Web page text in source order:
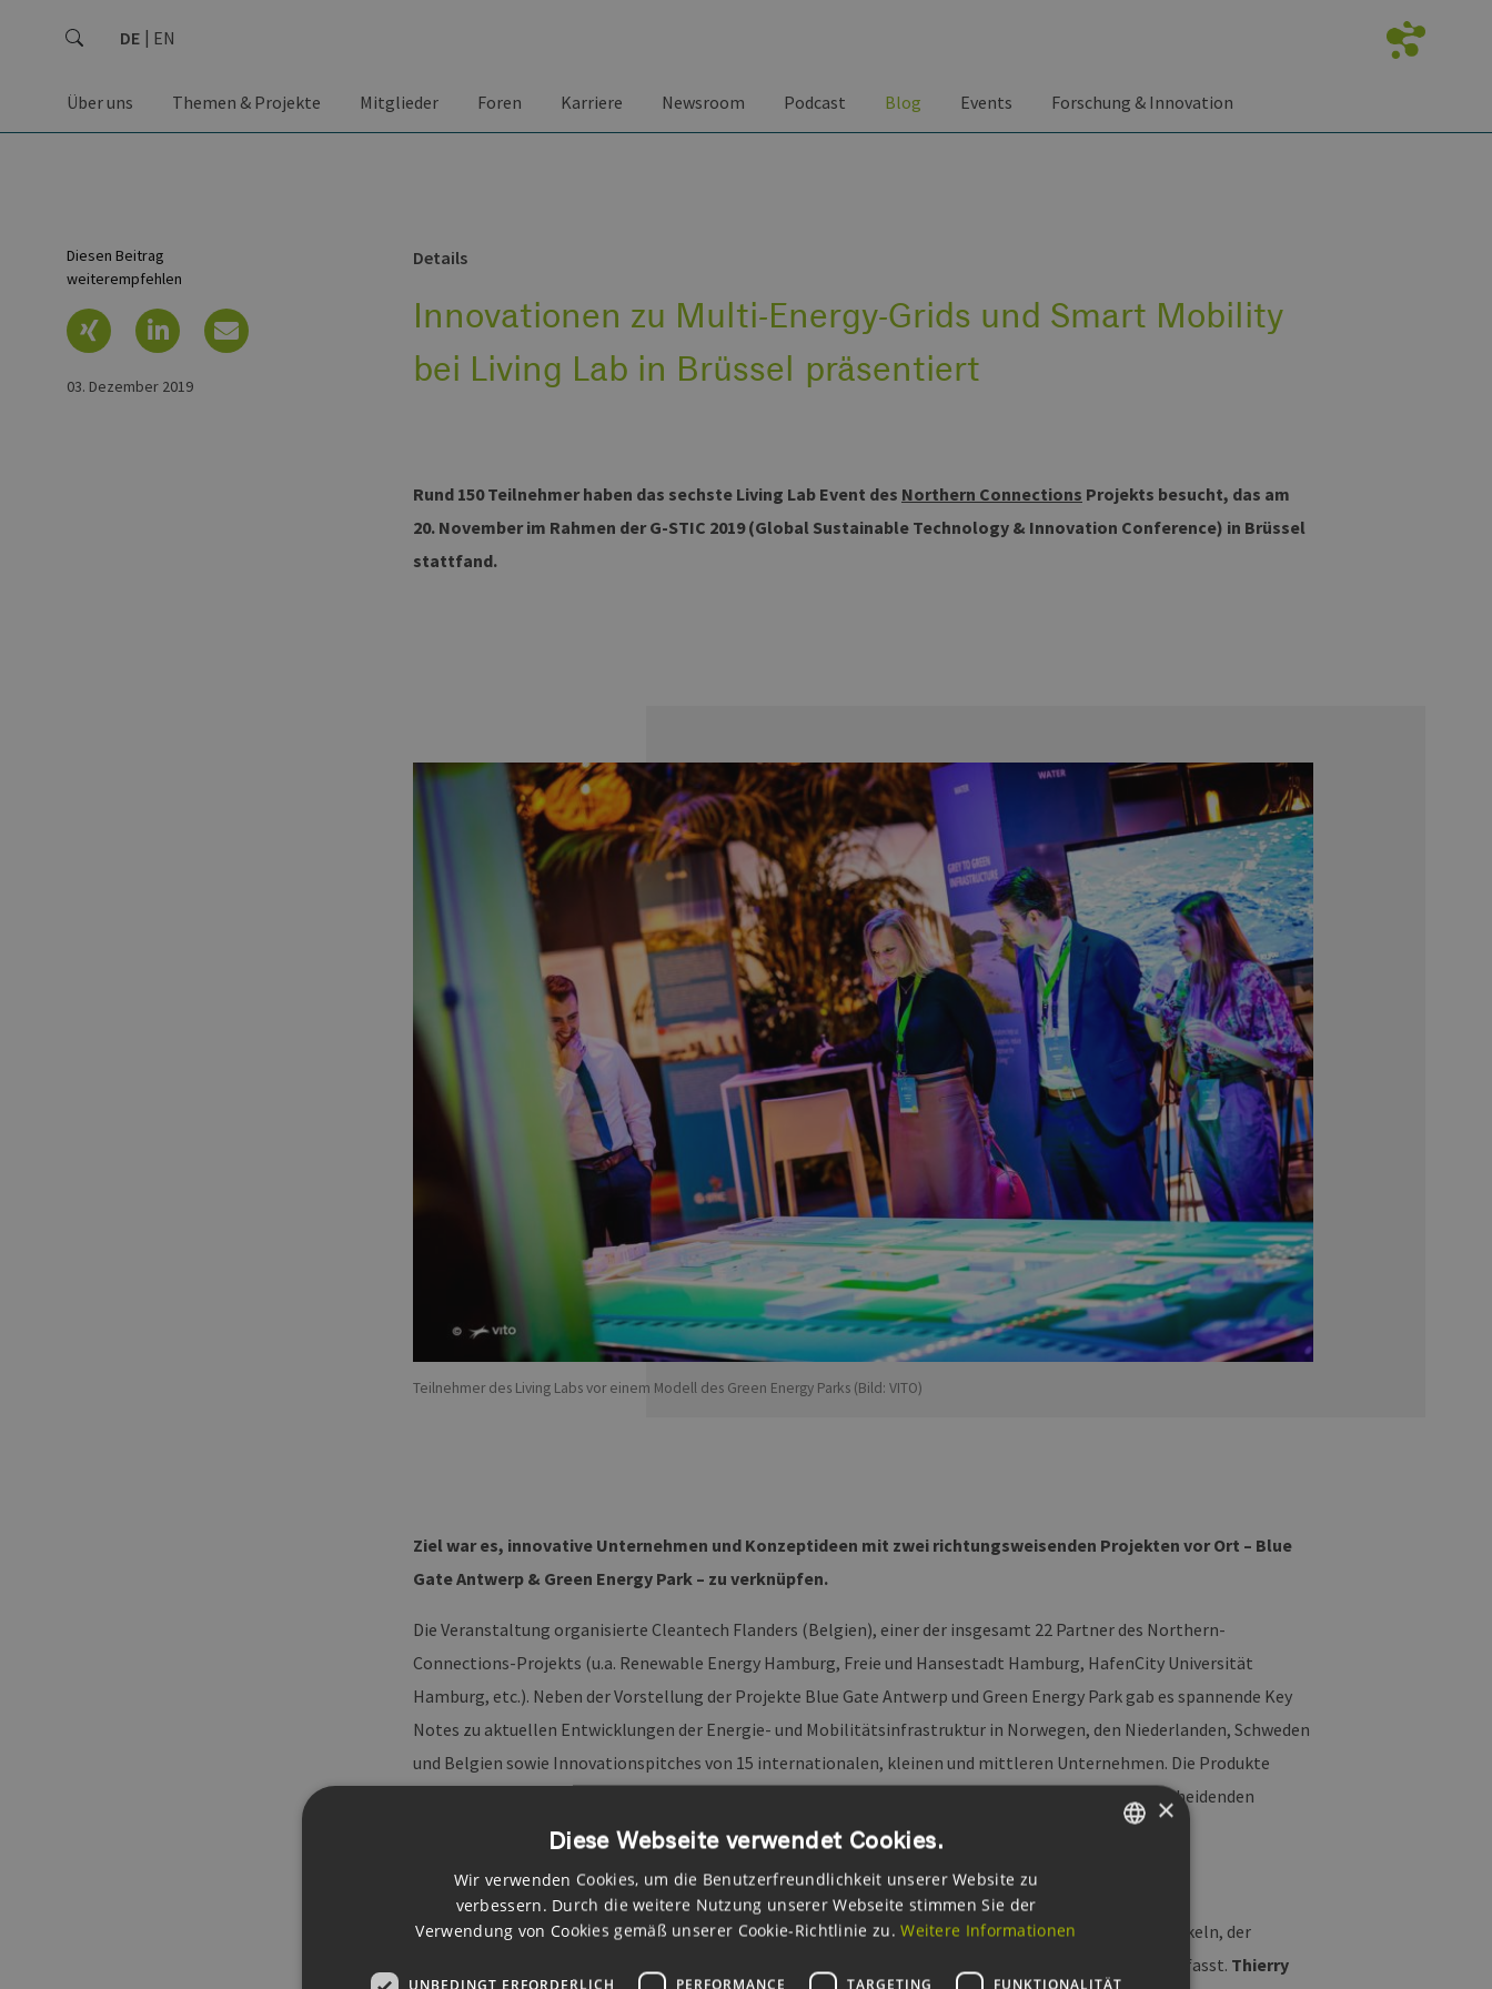
DE EN
Über uns Themen & Projekte Mitglieder Foren Karriere Newsroom Podcast Blog Events Forschung & Innovation
Details
Innovationen zu Multi-Energy-Grids und Smart Mobility
bei Living Lab in Brüssel präsentiert
Rund 150 Teilnehmer haben das sechste Living Lab Event des Northern Connections Projekts besucht, das am
20. November im Rahmen der G-STIC 2019 (Global Sustainable Technology & Innovation Conference) in Brüssel
stattfand.
Teilnehmer des Living Labs vor einem Modell des Green Energy Parks (Bild: VITO)
Ziel war es, innovative Unternehmen und Konzeptideen mit zwei richtungsweisenden Projekten vor Ort – Blue
Gate Antwerp & Green Energy Park – zu verknüpfen.
Die Veranstaltung organisierte Cleantech Flanders (Belgien), einer der insgesamt 22 Partner des Northern-
Connections-Projekts (u.a. Renewable Energy Hamburg, Freie und Hansestadt Hamburg, HafenCity Universität
Hamburg, etc.). Neben der Vorstellung der Projekte Blue Gate Antwerp und Green Energy Park gab es spannende Key
Notes zu aktuellen Entwicklungen der Energie- und Mobilitätsinfrastruktur in Norwegen, den Niederlanden, Schweden
und Belgien sowie Innovationspitches von 15 internationalen, kleinen und mittleren Unternehmen. Die Produkte
dieser Unternehmen leisten bei den Projekten Blue Gate Antwerp und Green Energy Park einen entscheidenden
Blue Gate Antwerp: nachhaltiger Mobilitätshub
Dimitri Torfs , Projektleiter vonBlue Gate Antwerp, möchte einen nachhaltigen Mobilitätshub entwickeln, der
fossilfrei betriebene Fahrzeuge und Shared Services zum Transport vor Ort und zum Stadtzentrum umfasst. Thierry
Diesen Beitrag
weiterempfehlen
03. Dezember 2019
×
Diese Webseite verwendet Cookies.
Wir verwenden Cookies, um die Benutzerfreundlichkeit unserer Website zu
verbessern. Durch die weitere Nutzung unserer Webseite stimmen Sie der
Verwendung von Cookies gemäß unserer Cookie-Richtlinie zu. Weitere Informationen
UNBEDINGT ERFORDERLICH PERFORMANCE TARGETING FUNKTIONALITÄT